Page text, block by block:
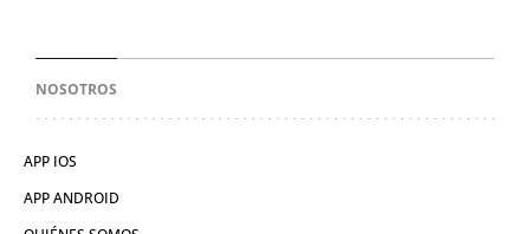
NOSOTROS
APP IOS
APP ANDROID